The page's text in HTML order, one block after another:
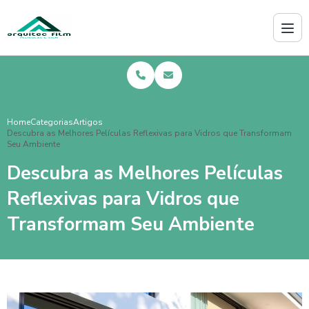
HomeCategoriasArtigos
Descubra as Melhores Películas Reflexivas para Vidros que Transformam
Seu Ambiente
Descubra as Melhores Películas
Reflexivas para Vidros que
Transformam Seu Ambiente